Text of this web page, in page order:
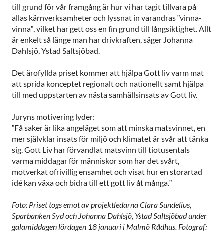
till grund för vår framgång är hur vi har tagit tillvara på
allas kärnverksamheter och lyssnat in varandras ”vinna-
vinna”, vilket har gett oss en fin grund till långsiktighet. Allt
är enkelt så länge man har drivkraften, säger Johanna
Dahlsjö, Ystad Saltsjöbad.
Det ärofyllda priset kommer att hjälpa Gott liv varm mat
att sprida konceptet regionalt och nationellt samt hjälpa
till med uppstarten av nästa samhällsinsats av Gott liv.
Juryns motivering lyder:
”Få saker är lika angeläget som att minska matsvinnet, en
mer självklar insats för miljö och klimatet är svår att tänka
sig. Gott Liv har förvandlat matsvinn till tiotusentals
varma middagar för människor som har det svårt,
motverkat ofrivillig ensamhet och visat hur en storartad
idé kan växa och bidra till ett gott liv åt många.”
Foto: Priset togs emot av projektledarna Clara Sundelius,
Sparbanken Syd och Johanna Dahlsjö, Ystad Saltsjöbad under
galamiddagen lördagen 18 januari i Malmö Rådhus. Fotograf: